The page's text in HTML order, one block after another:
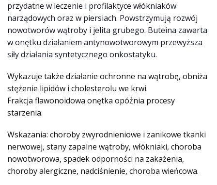
przydatne w leczenie i profilaktyce włókniaków
narządowych oraz w piersiach. Powstrzymują rozwój
nowotworów wątroby i jelita grubego. Buteina zawarta
w onętku działaniem antynowotworowym przewyższa
siły działania syntetycznego onkostatyku.
Wykazuje także działanie ochronne na wątrobę, obniża
stężenie lipidów i cholesterolu we krwi.
Frakcja flawonoidowa onętka opóźnia procesy
starzenia.
Wskazania: choroby zwyrodnieniowe i zanikowe tkanki
nerwowej, stany zapalne wątroby, włókniaki, choroba
nowotworowa, spadek odporności na zakażenia,
choroby alergiczne, nadciśnienie, choroba wieńcowa.